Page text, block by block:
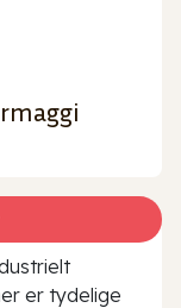
er tydelige